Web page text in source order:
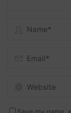
Save my name,